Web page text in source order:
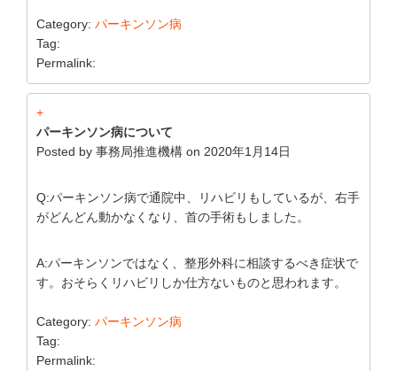
Category: パーキンソン病
Tag:
Permalink:
+
パーキンソン病について
Posted by 事務局推進機構 on 2020年1月14日
Q:パーキンソン病で通院中、リハビリもしているが、右手
がどんどん動かなくなり、首の手術もしました。
A:パーキンソンではなく、整形外科に相談するべき症状で
す。おそらくリハビリしか仕方ないものと思われます。
Category: パーキンソン病
Tag:
Permalink: